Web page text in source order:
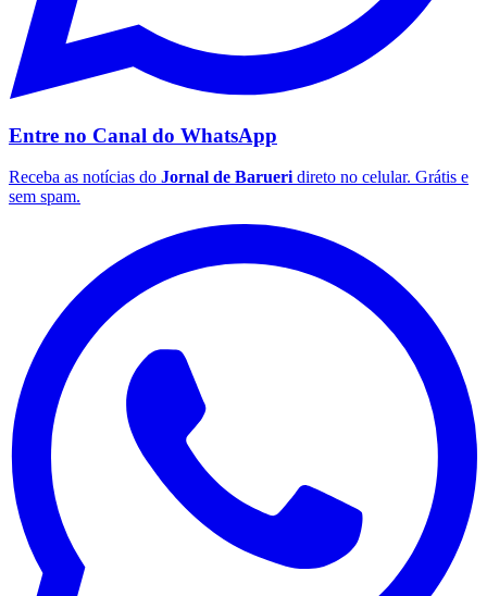
Entre no Canal do WhatsApp
Receba as notícias do Jornal de Barueri direto no celular. Grátis e
sem spam.